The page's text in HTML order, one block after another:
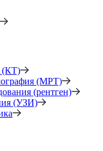
(КТ)
(МРТ)
(рентген)
(УЗИ)